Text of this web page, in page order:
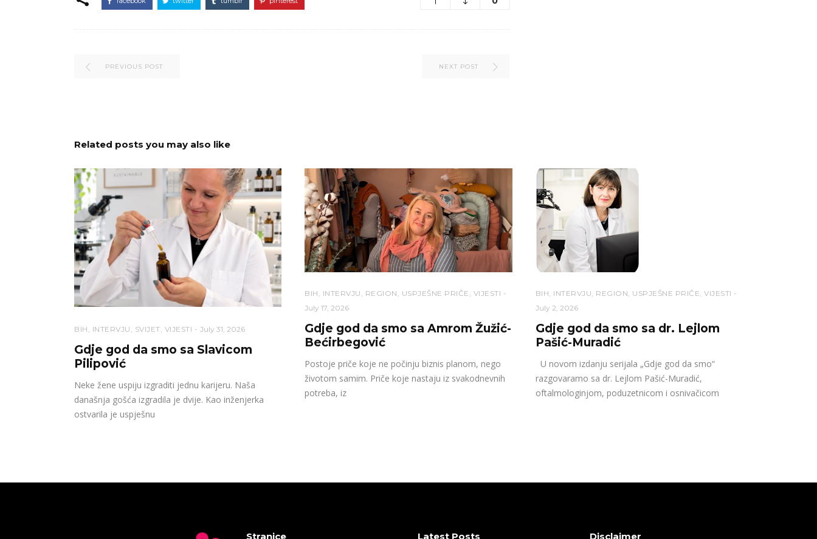
PREVIOUS POST NEXT POST
Related posts you may also like
BIH INTERVJU SVIJET VIJESTI July 31, 2026
Gdje god da smo sa Slavicom
Pilipović
Neke žene uspiju izgraditi jednu karijeru. Naša
današnja gošća izgradila je dvije. Kao inženjerka
ostvarila je uspješnu
BIH INTERVJU REGION USPJEŠNE PRIČE VIJESTI
July 17, 2026
Gdje god da smo sa Amrom Žužić-
Bećirbegović
Postoje priče koje ne počinju biznis planom, nego
životom samim. Priče koje nastaju iz svakodnevnih
potreba, iz
BIH INTERVJU REGION USPJEŠNE PRIČE ,VIJESTI
July 2, 2026
Gdje god da smo sa dr. Lejlom
Pašić-Muradić
U novom izdanju serijala „Gdje god da smo“
razgovaramo sa dr. Lejlom Pašić-Muradić,
oftalmologinjom, poduzetnicom i osnivačicom
Stranice Latest Posts Disclaimer